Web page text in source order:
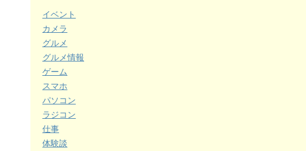
イベント
カメラ
グルメ
グルメ情報
ゲーム
スマホ
パソコン
ラジコン
仕事
体験談